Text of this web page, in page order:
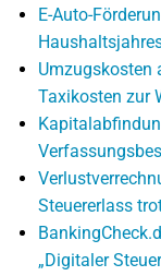
E-Auto-
Umzugskosten
Taxikosten zur
Steuererlass
„Digitaler